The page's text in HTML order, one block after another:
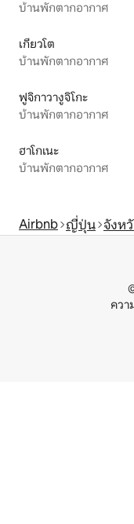
บ้านพักตากอากาศ
เกียวโต
บ้านพักตากอากาศ
ฟูจิกาวางูจิโกะ
บ้านพักตากอากาศ
ฮาโกเนะ
บ้านพักตากอากาศ
Airbnb ญี่ปุ่น จังห
ควา